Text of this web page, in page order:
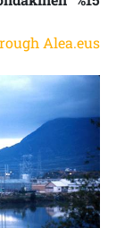
Alea.eus